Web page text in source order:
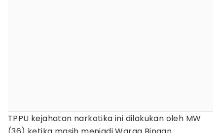
TPPU kejahatan narkotika ini dilakukan oleh MW